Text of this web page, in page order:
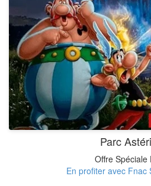
Parc
Offre Spéciale
En profiter avec Fnac